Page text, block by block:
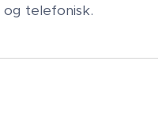
telefonisk.